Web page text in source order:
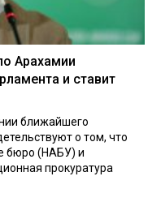
Арахамии
и ставит
ближайшего
о том, что
бюро (НАБУ) и
прокуратура